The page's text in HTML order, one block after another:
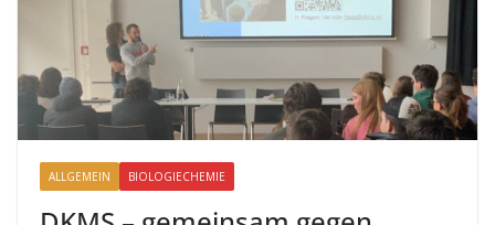
ALLGEMEIN BIOLOGIECHEMIE